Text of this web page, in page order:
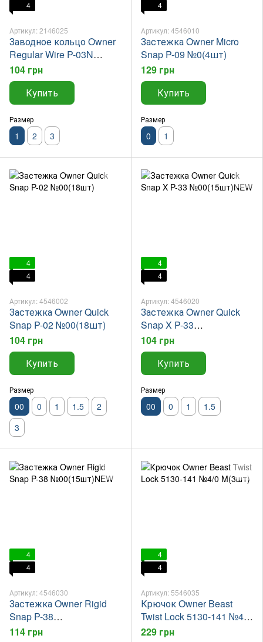
4
Артикул: 2146025
Заводное кольцо Owner
Regular Wire P-03N
№1(18шт)
104 грн
Купить
Размер
1 2 3
4
Артикул: 4546010
Застежка Owner Micro
Snap P-09 №0(4шт)
129 грн
Купить
Размер
0 1
4
4
Артикул: 4546002
Застежка Owner Quick
Snap P-02 №00(18шт)
104 грн
Купить
Размер
00 0 1 1.5
2
3
4
4
Артикул: 4546020
Застежка Owner Quick
Snap X P-33
№00(15шт)NEW
104 грн
Купить
Размер
00 0 1 1.5
4
4
Артикул: 4546030
Застежка Owner Rigid
Snap P-38
№00(15шт)NEW
114 грн
4
4
Артикул: 5546035
Крючок Owner Beast
Twist Lock 5130-141 №4/0
M(3шт)
229 грн